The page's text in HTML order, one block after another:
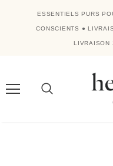
ESSENTIELS PURS
CONSCIENTS ●
LIVRAISON